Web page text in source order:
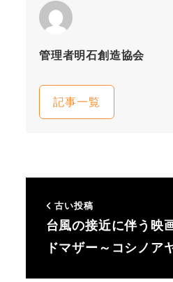
管理者明石創造協会
記事一覧
古い投稿
台風の接近に伴う映
ドマザー～コシノ